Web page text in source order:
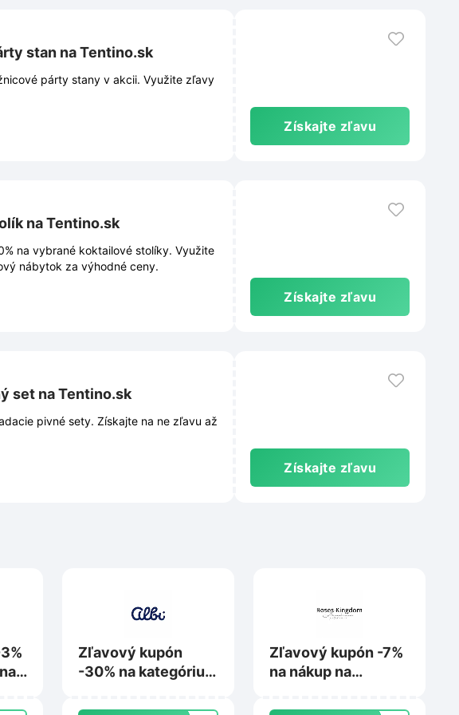
stan na Tentino.sk
párty stany v akcii. Využite zľavy
Získajte zľavu
na Tentino.sk
na vybrané koktailové stolíky. Využite
nábytok za výhodné ceny.
Získajte zľavu
set na Tentino.sk
pivné sety. Získajte na ne zľavu až
Získajte zľavu
Zľavový kupón
-30% na kategóriu
Albi.sk
Zľavový kupón -7%
na nákup na